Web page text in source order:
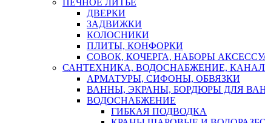
ПЕЧНОЕ ЛИТЬЕ
ДВЕРКИ
ЗАДВИЖКИ
КОЛОСНИКИ
ПЛИТЫ, КОНФОРКИ
СОВОК, КОЧЕРГА, НАБОРЫ
САНТЕХНИКА, ВОДОСНАБЖЕНИЕ,
АРМАТУРЫ, СИФОНЫ, ОБВЯЗКИ
ВАННЫ, ЭКРАНЫ, БОРДЮРЫ ДЛЯ
ВОДОСНАБЖЕНИЕ
ГИБКАЯ ПОДВОДКА